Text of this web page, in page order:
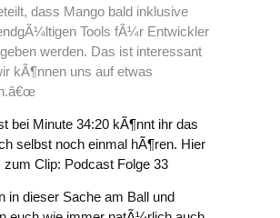
dass Mango bald inklusive
Tools fÃ¼r Entwickler
werden. Das ist interessant
kÃ¶nnen uns auf etwas
bei Minute 34:20 kÃ¶nnt ihr das
selbst noch einmal hÃ¶ren. Hier
Clip: Podcast Folge 33
in dieser Sache am Ball und